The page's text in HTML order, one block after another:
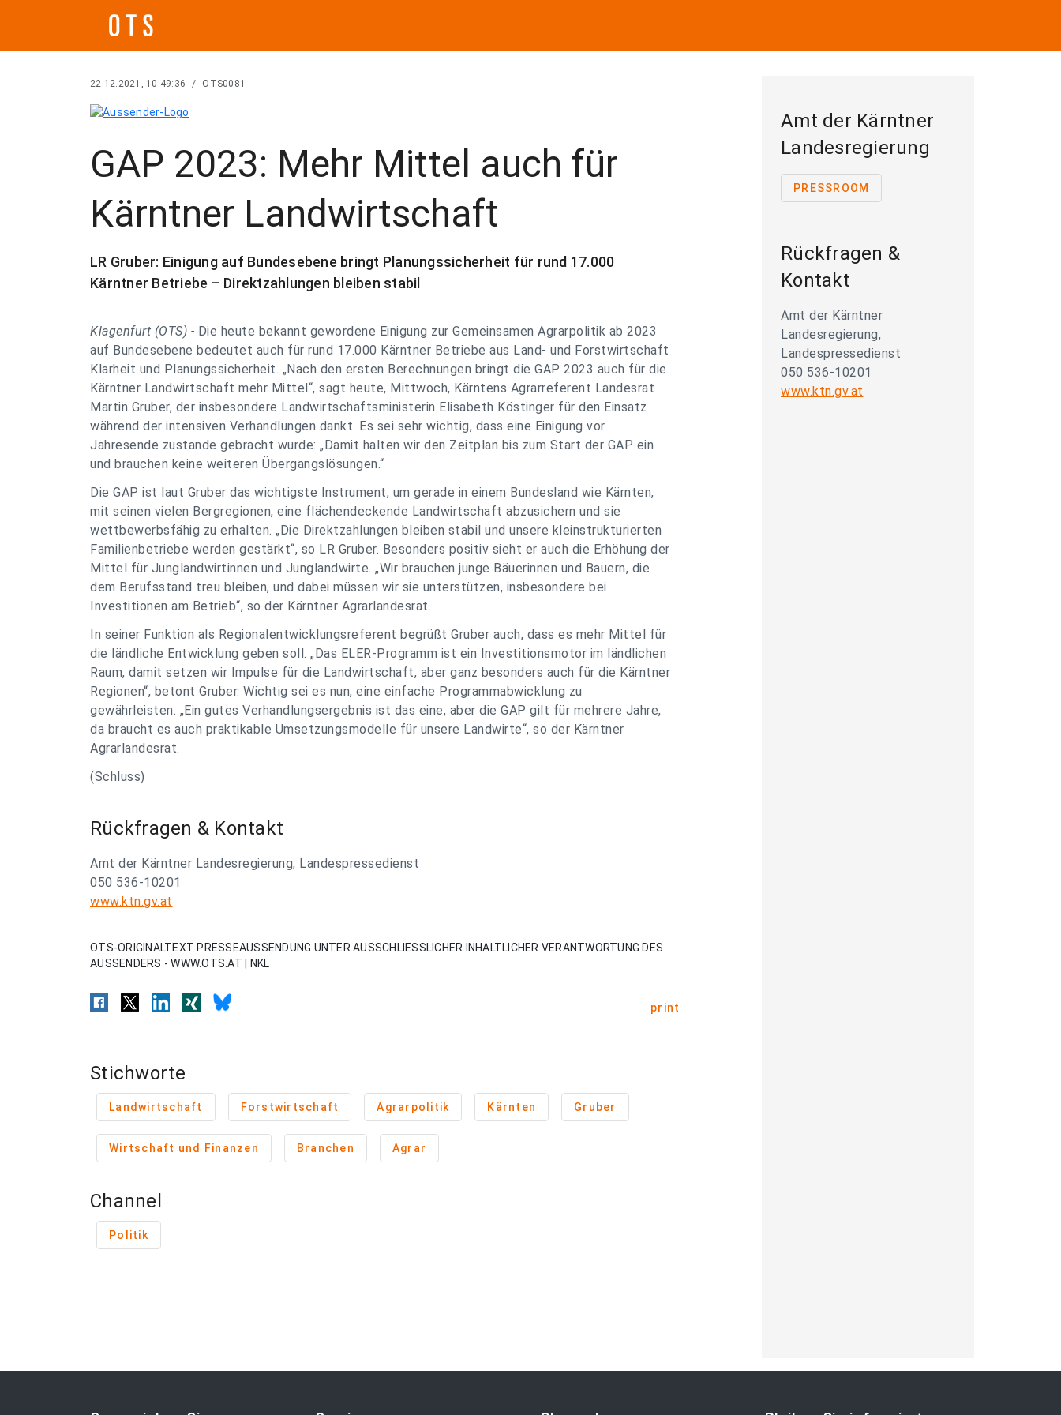
22.12.2021, 10:49:36 / OTS0081
GAP 2023: Mehr Mittel auch für
Kärntner Landwirtschaft
LR Gruber: Einigung auf Bundesebene bringt Planungssicherheit für rund 17.000
Kärntner Betriebe – Direktzahlungen bleiben stabil
Klagenfurt (OTS) - Die heute bekannt gewordene Einigung zur Gemeinsamen Agrarpolitik ab 2023
auf Bundesebene bedeutet auch für rund 17.000 Kärntner Betriebe aus Land- und Forstwirtschaft
Klarheit und Planungssicherheit. „Nach den ersten Berechnungen bringt die GAP 2023 auch für die
Kärntner Landwirtschaft mehr Mittel“, sagt heute, Mittwoch, Kärntens Agrarreferent Landesrat
Martin Gruber, der insbesondere Landwirtschaftsministerin Elisabeth Köstinger für den Einsatz
während der intensiven Verhandlungen dankt. Es sei sehr wichtig, dass eine Einigung vor
Jahresende zustande gebracht wurde: „Damit halten wir den Zeitplan bis zum Start der GAP ein
und brauchen keine weiteren Übergangslösungen.“
Die GAP ist laut Gruber das wichtigste Instrument, um gerade in einem Bundesland wie Kärnten,
mit seinen vielen Bergregionen, eine flächendeckende Landwirtschaft abzusichern und sie
wettbewerbsfähig zu erhalten. „Die Direktzahlungen bleiben stabil und unsere kleinstrukturierten
Familienbetriebe werden gestärkt“, so LR Gruber. Besonders positiv sieht er auch die Erhöhung der
Mittel für Junglandwirtinnen und Junglandwirte. „Wir brauchen junge Bäuerinnen und Bauern, die
dem Berufsstand treu bleiben, und dabei müssen wir sie unterstützen, insbesondere bei
Investitionen am Betrieb“, so der Kärntner Agrarlandesrat.
In seiner Funktion als Regionalentwicklungsreferent begrüßt Gruber auch, dass es mehr Mittel für
die ländliche Entwicklung geben soll. „Das ELER-Programm ist ein Investitionsmotor im ländlichen
Raum, damit setzen wir Impulse für die Landwirtschaft, aber ganz besonders auch für die Kärntner
Regionen“, betont Gruber. Wichtig sei es nun, eine einfache Programmabwicklung zu
gewährleisten. „Ein gutes Verhandlungsergebnis ist das eine, aber die GAP gilt für mehrere Jahre,
da braucht es auch praktikable Umsetzungsmodelle für unsere Landwirte“, so der Kärntner
Agrarlandesrat.
(Schluss)
Rückfragen & Kontakt
Amt der Kärntner Landesregierung, Landespressedienst
050 536-10201
www.ktn.gv.at
OTS-ORIGINALTEXT PRESSEAUSSENDUNG UNTER AUSSCHLIESSLICHER INHALTLICHER VERANTWORTUNG DES
AUSSENDERS - WWW.OTS.AT | NKL
print
Stichworte
Landwirtschaft Forstwirtschaft Agrarpolitik Kärnten Gruber
Wirtschaft und Finanzen Branchen Agrar
Channel
Politik
Amt der Kärntner
Landesregierung
PRESSROOM
Rückfragen &
Kontakt
Amt der Kärntner
Landesregierung,
Landespressedienst
050 536-10201
www.ktn.gv.at